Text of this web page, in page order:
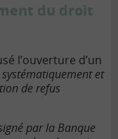
du droit
l’ouverture d’un
systématiquement et
de refus
par la Banque